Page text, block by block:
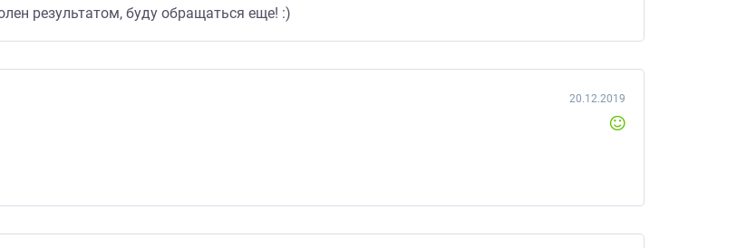
результатом, буду обращаться еще! :)
20.12.2019